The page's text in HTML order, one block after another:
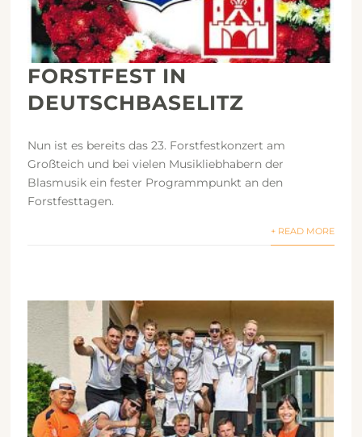
FORSTFEST IN
DEUTSCHBASELITZ
Nun ist es bereits das 23. Forstfestkonzert am
Großteich und bei vielen Musikliebhabern der
Blasmusik ein fester Programmpunkt an den
Forstfesttagen.
+ READ MORE